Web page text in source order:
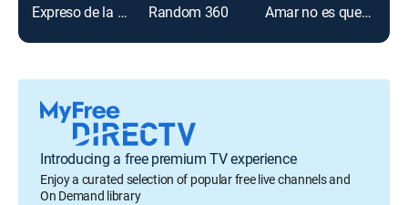
Expreso de la mañana Random 360 Amar no es querer
Introducing a free premium TV experience
Enjoy a curated selection of popular free live channels and
On Demand library